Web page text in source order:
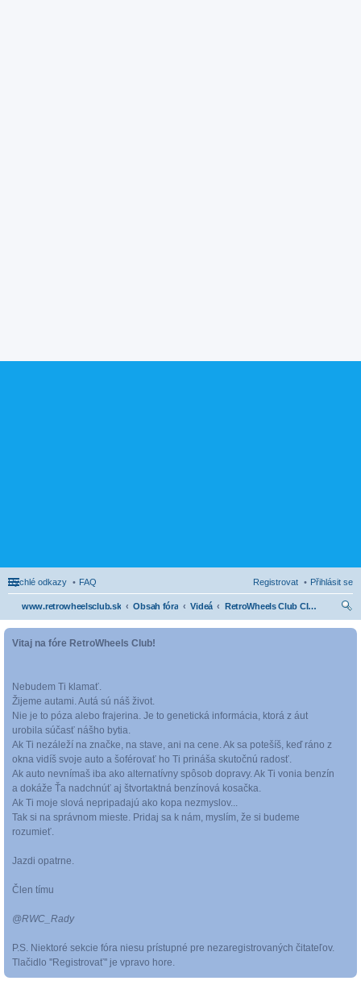
Rychlé odkazy FAQ Přihlásit se
Registrovat
www.retrowheelsclub.sk Obsah fóra Videá
RetroWheels Club CINEMATIC
Vitaj na fóre RetroWheels Club!
Nebudem Ti klamať.
Žijeme autami. Autá sú náš život.
Nie je to póza alebo frajerina. Je to genetická informácia, ktorá z áut
urobila súčasť nášho bytia.
Ak Ti nezáleží na značke, na stave, ani na cene. Ak sa potešíš, keď ráno z
okna vidíš svoje auto a šoférovať ho Ti prináša skutočnú radosť.
Ak auto nevnímaš iba ako alternatívny spôsob dopravy. Ak Ti vonia benzín
a dokáže Ťa nadchnúť aj štvortaktná benzínová kosačka.
Ak Ti moje slová nepripadajú ako kopa nezmyslov...
Tak si na správnom mieste. Pridaj sa k nám, myslím, že si budeme
rozumieť.
Jazdi opatrne.
Člen tímu
@RWC_Rady
P.S. Niektoré sekcie fóra niesu prístupné pre nezaregistrovaných čitateľov.
Tlačidlo ''Registrovať'' je vpravo hore.